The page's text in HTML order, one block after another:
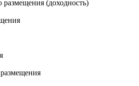
(доходность)